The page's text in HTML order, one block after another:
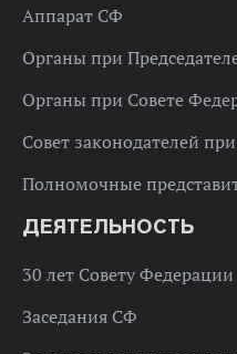
Аппарат СФ
Органы при
Органы при Совете
Совет законодателей
Полномочные
ДЕЯТЕЛЬНОСТЬ
30 лет Совету Федерации
Заседания СФ